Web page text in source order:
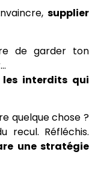
supplier
de garder ton
interdits qui
quelque chose ?
recul. Réfléchis.
une stratégie